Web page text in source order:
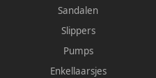
Sandalen
Slippers
Pumps
Enkellaarsjes